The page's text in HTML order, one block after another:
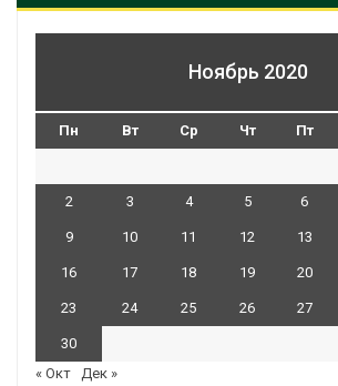
Ноябрь 2020
Пн Вт Ср Чт Пт
2 3 4 5 6
9 10 11 12 13
16 17 18 19 20
23 24 25 26 27
30
« Окт
Дек »